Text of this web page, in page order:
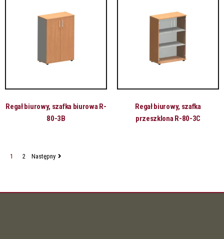
Regał biurowy, szafka biurowa R-
80-3B
Regał biurowy, szafka
przeszklona R-80-3C
1 2 Następny